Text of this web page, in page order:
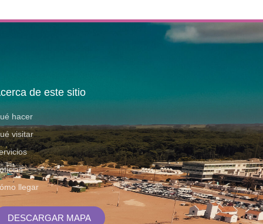
de este sitio
hacer
visitar
llegar
DESCARGAR MAPA